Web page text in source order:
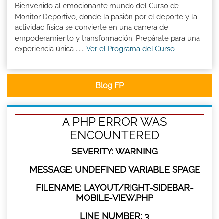
Bienvenido al emocionante mundo del Curso de
Monitor Deportivo, donde la pasión por el deporte y la
actividad física se convierte en una carrera de
empoderamiento y transformación. Prepárate para una
experiencia única ...... Ver el Programa del Curso
Blog FP
A PHP ERROR WAS
ENCOUNTERED
SEVERITY: WARNING
MESSAGE: UNDEFINED VARIABLE $PAGE
FILENAME: LAYOUT/RIGHT-SIDEBAR-
MOBILE-VIEW.PHP
LINE NUMBER: 3